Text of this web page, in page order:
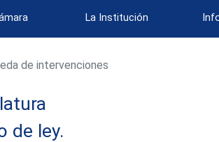
La Institución
de intervenciones
de ley.